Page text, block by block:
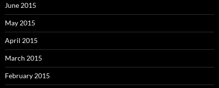
June 2015
May 2015
April 2015
March 2015
February 2015